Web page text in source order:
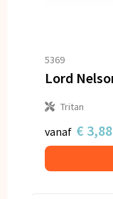
5369
Tritan
vanaf € 3,88